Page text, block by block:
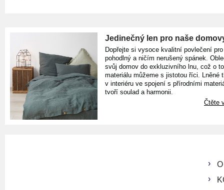
Jedinečný len pro naše
Dopřejte si vysoce kvalitní povlečení pro
pohodlný a ničím nerušený spánek.
svůj domov do exkluzivního lnu, což o
materiálu můžeme s jistotou říci. Lněné
v interiéru ve spojení s přírodními
tvoří soulad a harmonii.
Čtěte